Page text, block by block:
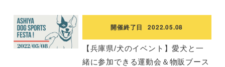
開催終了日 2022.05.08
【兵庫県/犬のイベント】愛犬と一
緒に参加できる運動会＆物販ブース